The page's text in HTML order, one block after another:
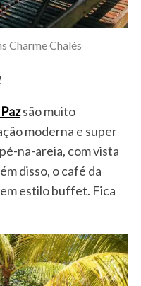
Charme Chalés
são muito
moderna e super
na-areia, com vista
disso, o café da
estilo buffet. Fica